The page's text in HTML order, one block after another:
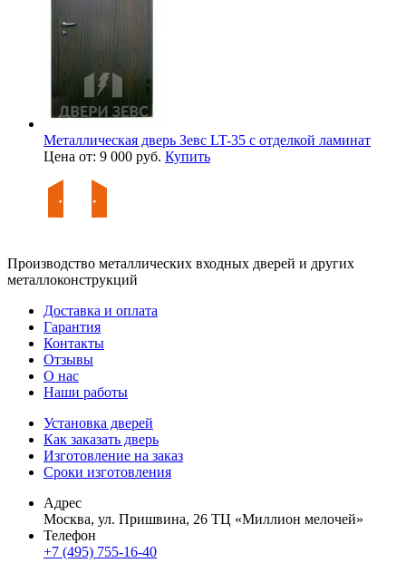
Металлическая дверь Зевс LT-35 с отделкой ламинат
Цена от: 9 000 руб. Купить
Производство металлических входных дверей и других
металлоконструкций
Доставка и оплата
Гарантия
Контакты
Отзывы
О нас
Наши работы
Установка дверей
Как заказать дверь
Изготовление на заказ
Сроки изготовления
Адрес
Москва, ул. Пришвина, 26 ТЦ «Миллион мелочей»
Телефон
+7 (495) 755-16-40